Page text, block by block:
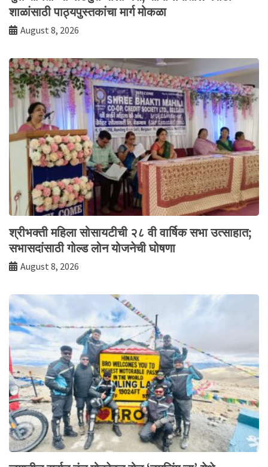
शाळांसाठी पाठ्यपुस्तकांचा मार्ग मोकळा
August 8, 2026
श्रीभक्ती महिला सोसायटीची २८ वी वार्षिक सभा उत्साहात;
सभासदांसाठी गोल्ड लोन योजनेची घोषणा
August 8, 2026